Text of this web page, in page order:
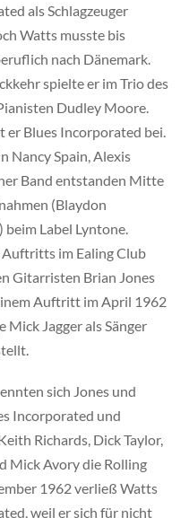
als Schlagzeuger
Watts musste bis
nach Dänemark.
spielte er im Trio des
Dudley Moore.
er Blues Incorporated bei.
Nancy Spain, Alexis
Band entstanden Mitte
(Blaydon
Label Lyntone.
im Ealing Club
Gitarristen Brian Jones
Auftritt im April 1962
Mick Jagger als Sänger
sich Jones und
Incorporated und
Richards, Dick Taylor,
Mick Avory die Rolling
1962 verließ Watts
weil er sich für nicht